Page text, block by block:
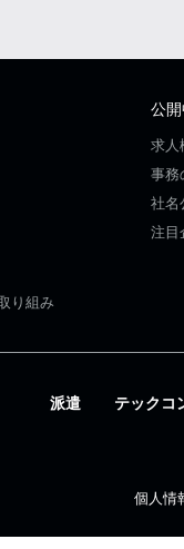
り組み
公
求人
事務
社名
注目
派遣 テックコ
個人情